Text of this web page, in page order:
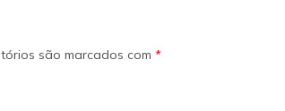
são marcados com *